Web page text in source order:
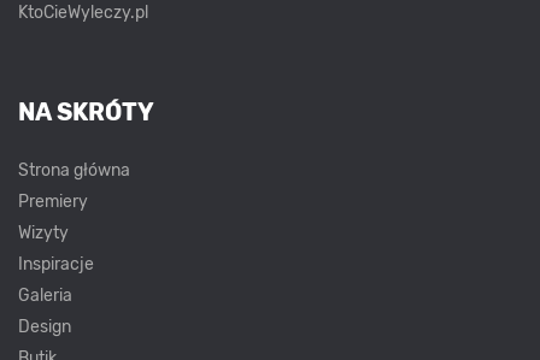
KtoCieWyleczy.pl
NA SKRÓTY
Strona główna
Premiery
Wizyty
Inspiracje
Galeria
Design